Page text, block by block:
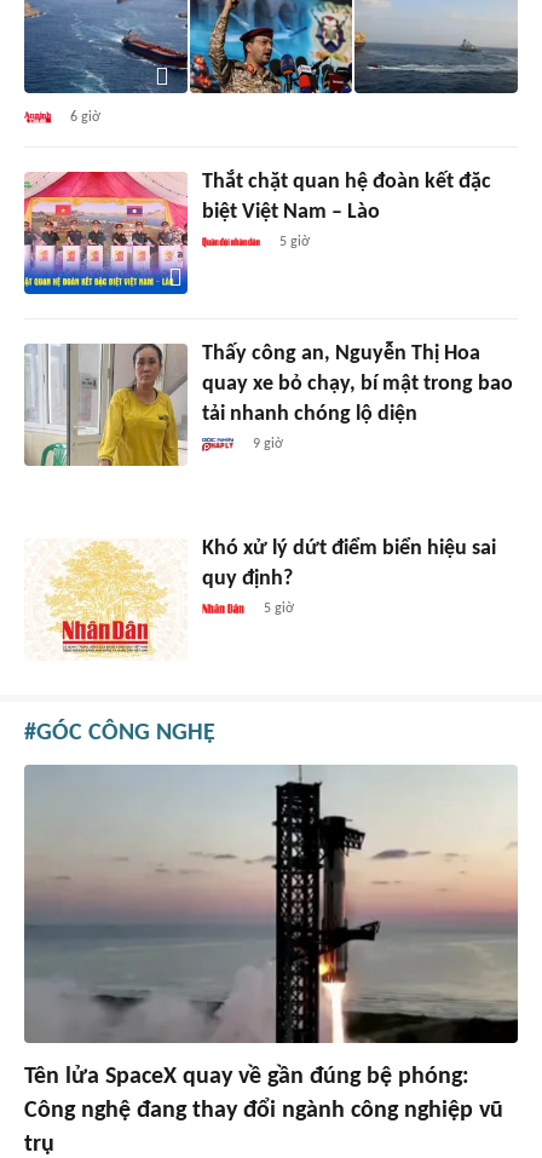
6 giờ
Thắt chặt quan hệ đoàn kết đặc
biệt Việt Nam – Lào
5 giờ
Thấy công an, Nguyễn Thị Hoa
quay xe bỏ chạy, bí mật trong bao
tải nhanh chóng lộ diện
9 giờ
Khó xử lý dứt điểm biển hiệu sai
quy định?
5 giờ
GÓC CÔNG NGHỆ
Tên lửa SpaceX quay về gần đúng bệ phóng:
Công nghệ đang thay đổi ngành công nghiệp vũ
trụ